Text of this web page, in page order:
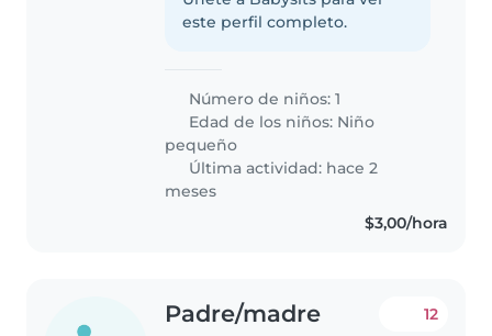
este perfil completo.
Número de niños: 1
Edad de los niños: Niño
pequeño
Última actividad: hace 2
meses
$3,00/hora
Padre/madre 12